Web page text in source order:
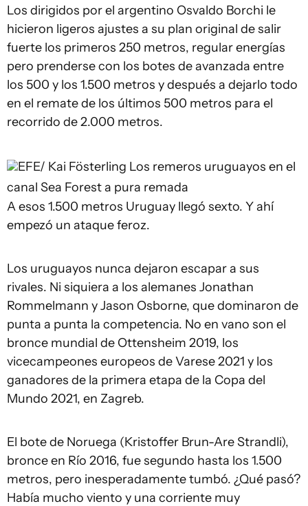
Los dirigidos por el argentino Osvaldo Borchi le
hicieron ligeros ajustes a su plan original de salir
fuerte los primeros 250 metros, regular energías
pero prenderse con los botes de avanzada entre
los 500 y los 1.500 metros y después a dejarlo todo
en el remate de los últimos 500 metros para el
recorrido de 2.000 metros.
EFE/ Kai Fösterling Los remeros uruguayos en el
canal Sea Forest a pura remada
A esos 1.500 metros Uruguay llegó sexto. Y ahí
empezó un ataque feroz.
Los uruguayos nunca dejaron escapar a sus
rivales. Ni siquiera a los alemanes Jonathan
Rommelmann y Jason Osborne, que dominaron de
punta a punta la competencia. No en vano son el
bronce mundial de Ottensheim 2019, los
vicecampeones europeos de Varese 2021 y los
ganadores de la primera etapa de la Copa del
Mundo 2021, en Zagreb.
El bote de Noruega (Kristoffer Brun-Are Strandli),
bronce en Río 2016, fue segundo hasta los 1.500
metros, pero inesperadamente tumbó. ¿Qué pasó?
Había mucho viento y una corriente muy